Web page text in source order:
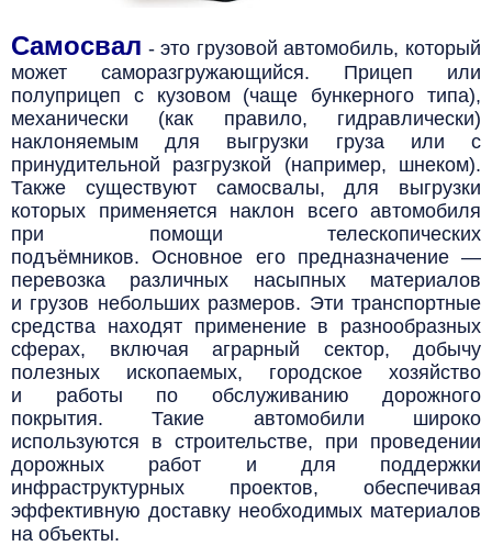
Самосвал - это грузовой автомобиль, который
может саморазгружающийся. Прицеп или
полуприцеп с кузовом (чаще бункерного типа),
механически (как правило, гидравлически)
наклоняемым для выгрузки груза или с
принудительной разгрузкой (например, шнеком).
Также существуют самосвалы, для выгрузки
которых применяется наклон всего автомобиля
при помощи телескопических
подъёмников.Основное его предназначение —
перевозка различных насыпных материалов
и грузов небольших размеров. Эти транспортные
средства находят применение в разнообразных
сферах, включая аграрный сектор, добычу
полезных ископаемых, городское хозяйство
и работы по обслуживанию дорожного
покрытия.Такие автомобили широко
используются в строительстве, при проведении
дорожных работ и для поддержки
инфраструктурных проектов, обеспечивая
эффективную доставку необходимых материалов
на объекты.